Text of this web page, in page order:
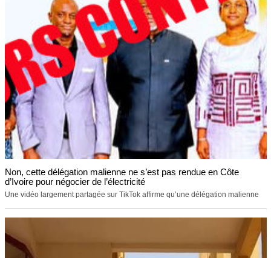
Non, cette délégation malienne ne s’est pas rendue en Côte
d’Ivoire pour négocier de l’électricité
Une vidéo largement partagée sur TikTok affirme qu’une délégation malienne